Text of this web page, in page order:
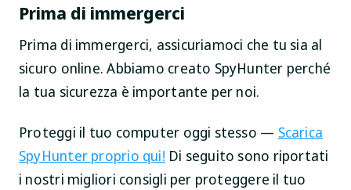
Prima di immergerci
Prima di immergerci, assicuriamoci che tu sia al
sicuro online. Abbiamo creato SpyHunter perché
la tua sicurezza è importante per noi.
Proteggi il tuo computer oggi stesso — Scarica
SpyHunter proprio qui! Di seguito sono riportati
i nostri migliori consigli per proteggere il tuo